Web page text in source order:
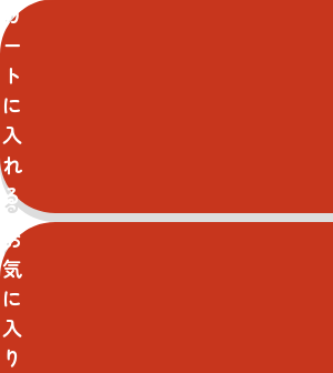
カ
ー
ト
に
入
れ
る
お
気
に
入
り